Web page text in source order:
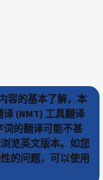
容的基本了解，本
(NMT) 工具翻译
的翻译可能不甚
览英文版本。如您
的问题，可以使用